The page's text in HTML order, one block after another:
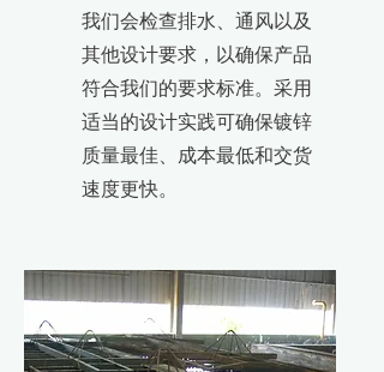
我们会检查排水、通风以及
其他设计要求，以确保产品
符合我们的要求标准。采用
适当的设计实践可确保镀锌
质量最佳、成本最低和交货
速度更快。